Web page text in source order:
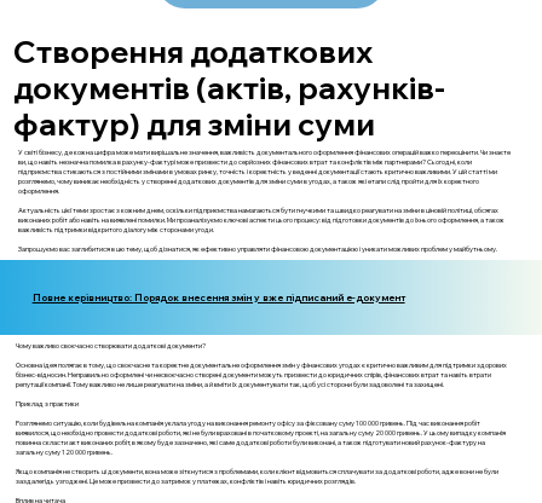
Створення додаткових
документів (актів, рахунків-
фактур) для зміни суми
У світі бізнесу, де кожна цифра може мати вирішальне значення, важливість документального оформлення фінансових операцій важко переоцінити. Чи знаєте
ви, що навіть незначна помилка в рахунку-фактурі може призвести до серйозних фінансових втрат та конфліктів між партнерами? Сьогодні, коли
підприємства стикаються з постійними змінами в умовах ринку, точність і коректність у веденні документації стають критично важливими. У цій статті ми
розглянемо, чому виникає необхідність у створенні додаткових документів для зміни суми в угодах, а також які етапи слід пройти для їх коректного
оформлення.
Актуальність цієї теми зростає з кожним днем, оскільки підприємства намагаються бути гнучкими та швидко реагувати на зміни в ціновій політиці, обсягах
виконаних робіт або навіть на виявлені помилки. Ми проаналізуємо ключові аспекти цього процесу: від підготовки документів до їхнього оформлення, а також
важливість підтримки відкритого діалогу між сторонами угоди.
Запрошуємо вас заглибитися в цю тему, щоб дізнатися, як ефективно управляти фінансовою документацією і уникати можливих проблем у майбутньому.
Повне керівництво: Порядок внесення змін у вже підписаний е-документ
Чому важливо своєчасно створювати додаткові документи?
Основна ідея полягає в тому, що своєчасне та коректне документальне оформлення змін у фінансових угодах є критично важливим для підтримки здорових
бізнес-відносин. Неправильно оформлені чи несвоєчасно створені документи можуть призвести до юридичних спірів, фінансових втрат та навіть втрати
репутації компанії. Тому важливо не лише реагувати на зміни, а й вміти їх документувати так, щоб усі сторони були задоволені та захищені.
Приклад з практики
Розглянемо ситуацію, коли будівельна компанія уклала угоду на виконання ремонту офісу за фіксовану суму 100 000 гривень. Під час виконання робіт
виявилося, що необхідно провести додаткові роботи, які не були враховані в початковому проекті, на загальну суму 20 000 гривень. У цьому випадку компанія
повинна скласти акт виконаних робіт, в якому буде зазначено, які саме додаткові роботи були виконані, а також підготувати новий рахунок-фактуру на
загальну суму 120 000 гривень.
Якщо компанія не створить ці документи, вона може зіткнутися з проблемами, коли клієнт відмовиться сплачувати за додаткові роботи, адже вони не були
заздалегідь узгоджені. Це може призвести до затримок у платежах, конфліктів і навіть юридичних розглядів.
Вплив на читача